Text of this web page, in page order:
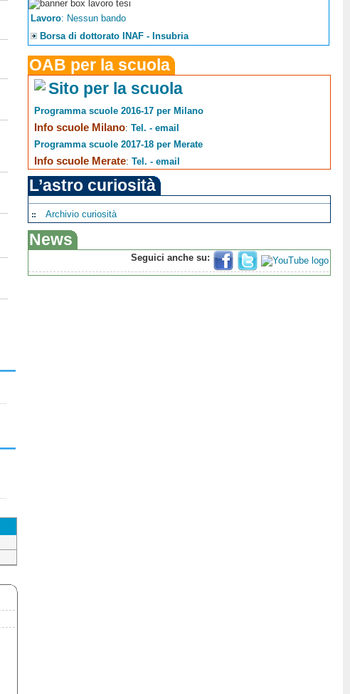
Lavoro: Nessun bando
Borsa di dottorato INAF - Insubria
OAB per la scuola
Sito per la scuola
Programma scuole 2016-17 per Milano
Info scuole Milano:Tel. - email
Programma scuole 2017-18 per Merate
Info scuole Merate:Tel. - email
L’astro curiosità
Archivio curiosità
News
Seguici anche su: